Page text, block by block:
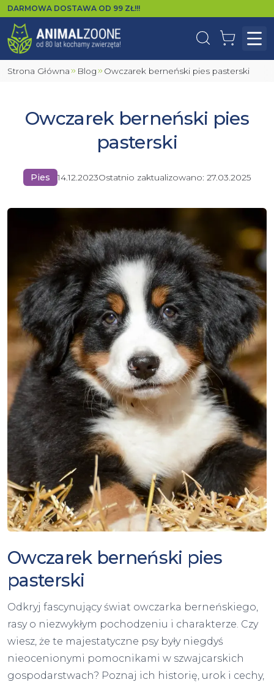
DARMOWA DOSTAWA OD 99 ZŁ!!!
WyszukajKoszyk
Strona Główna Blog Owczarek berneński pies pasterski
Owczarek berneński pies
pasterski
Pies 14.12.2023Ostatnio zaktualizowano: 27.03.2025
Owczarek berneński pies
pasterski
Odkryj fascynujący świat owczarka berneńskiego,
rasy o niezwykłym pochodzeniu i charakterze. Czy
wiesz, że te majestatyczne psy były niegdyś
nieocenionymi pomocnikami w szwajcarskich
gospodarstwach? Poznaj ich historię, urok i cechy,